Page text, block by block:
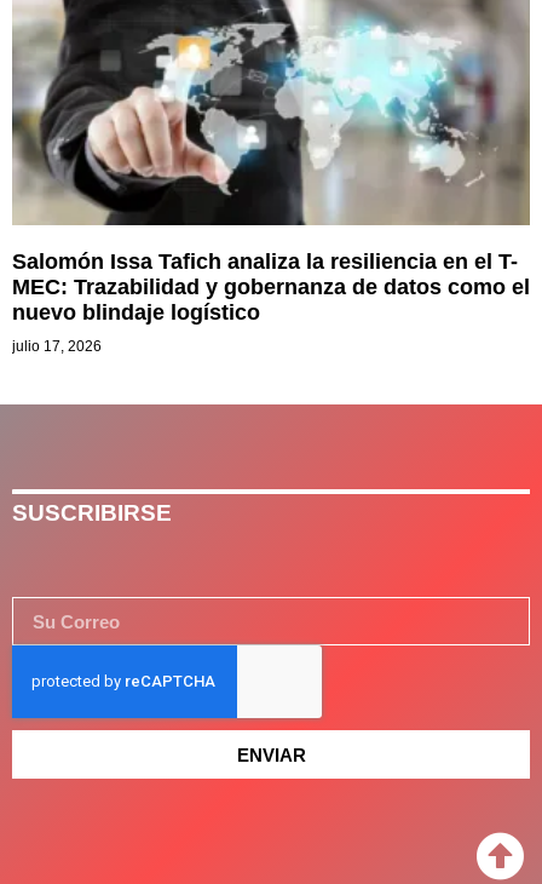
Salomón Issa Tafich analiza la resiliencia en el T-
MEC: Trazabilidad y gobernanza de datos como el
nuevo blindaje logístico
julio 17, 2026
SUSCRIBIRSE
ENVIAR